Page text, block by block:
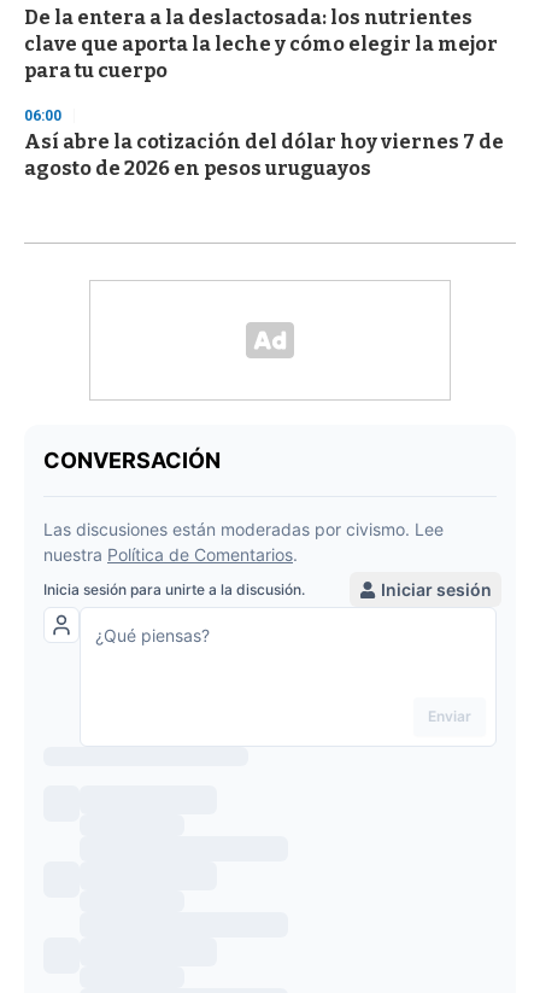
De la entera a la deslactosada: los nutrientes
clave que aporta la leche y cómo elegir la mejor
para tu cuerpo
06:00
Así abre la cotización del dólar hoy viernes 7 de
agosto de 2026 en pesos uruguayos